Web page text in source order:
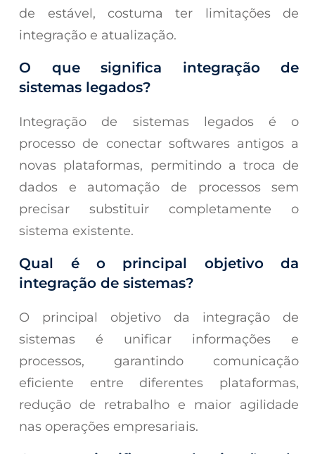
de estável, costuma ter limitações de
integração e atualização.
O que significa integração de
sistemas legados?
Integração de sistemas legados é o
processo de conectar softwares antigos a
novas plataformas, permitindo a troca de
dados e automação de processos sem
precisar substituir completamente o
sistema existente.
Qual é o principal objetivo da
integração de sistemas?
O principal objetivo da integração de
sistemas é unificar informações e
processos, garantindo comunicação
eficiente entre diferentes plataformas,
redução de retrabalho e maior agilidade
nas operações empresariais.